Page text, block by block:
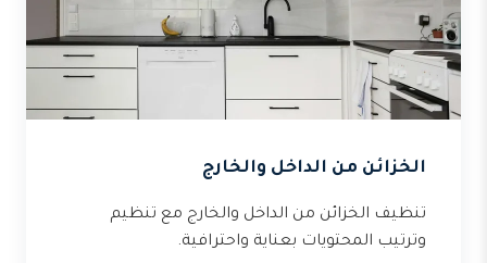
الخزائن من الداخل والخارج
تنظيف الخزائن من الداخل والخارج مع تنظيم
وترتيب المحتويات بعناية واحترافية.